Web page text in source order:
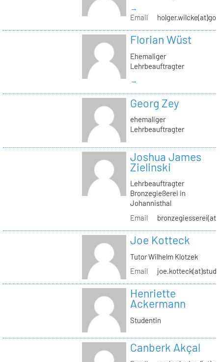
→
Email
Florian Wüst
Ehemaliger
Lehrbeauftragter
→
Georg Zey
ehemaliger
Lehrbeauftragter
Joshua James
Zielinski
Lehrbeauftragter
Bronzegießerei in
Johannisthal
Email
Joe Kotteck
Tutor Wilhelm Klotzek
Email
Henriette
Ackermann
Studentin
Canberk Akçal